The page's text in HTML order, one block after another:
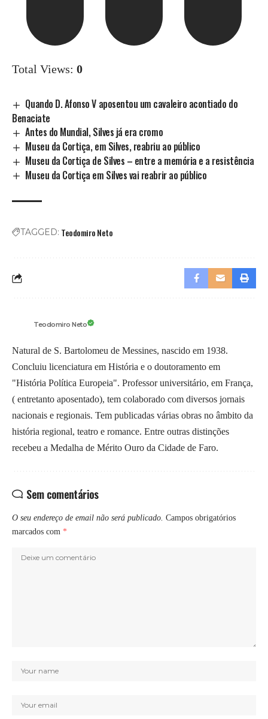
Total Views: 0
Quando D. Afonso V aposentou um cavaleiro acontiado do
Benaciate
Antes do Mundial, Silves já era cromo
Museu da Cortiça, em Silves, reabriu ao público
Museu da Cortiça de Silves – entre a memória e a resistência
Museu da Cortiça em Silves vai reabrir ao público
TAGGED: Teodomiro Neto
Teodomiro Neto
Natural de S. Bartolomeu de Messines, nascido em 1938.
Concluiu licenciatura em História e o doutoramento em
"História Política Europeia". Professor universitário, em França,
( entretanto aposentado), tem colaborado com diversos jornais
nacionais e regionais. Tem publicadas várias obras no âmbito da
história regional, teatro e romance. Entre outras distinções
recebeu a Medalha de Mérito Ouro da Cidade de Faro.
Sem comentários
O seu endereço de email não será publicado. Campos obrigatórios
marcados com *